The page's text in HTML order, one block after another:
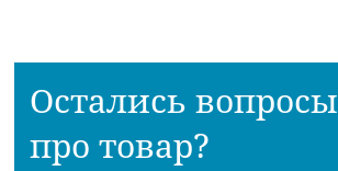
Остались вопросы
про товар?